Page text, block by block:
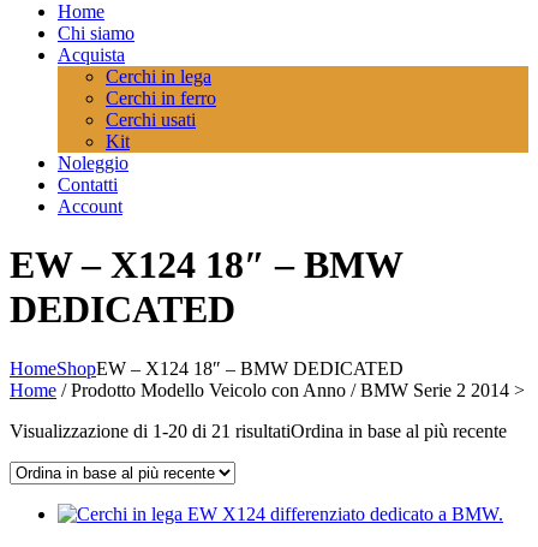
Home
Chi siamo
Acquista
Cerchi in lega
Cerchi in ferro
Cerchi usati
Kit
Noleggio
Contatti
Account
EW – X124 18″ – BMW
DEDICATED
HomeShopEW – X124 18″ – BMW DEDICATED
Home / Prodotto Modello Veicolo con Anno / BMW Serie 2 2014 >
Visualizzazione di 1-20 di 21 risultatiOrdina in base al più recente